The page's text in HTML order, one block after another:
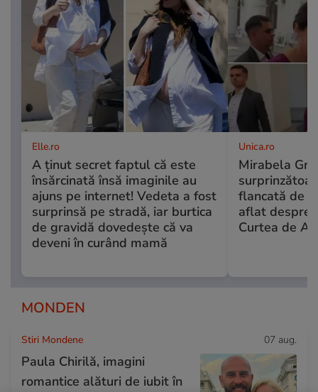
Elle.ro
A ținut secret faptul că este
însărcinată însă imaginile au
ajuns pe internet! Vedeta a fost
surprinsă pe stradă, iar burtica
de gravidă dovedește că va
deveni în curând mamă
Unica.ro
Mirabela
flancată de
aflat despre
Curtea de
MONDEN
Stiri Mondene 07 aug.
Paula Chirilă, imagini
romantice alături de iubit în